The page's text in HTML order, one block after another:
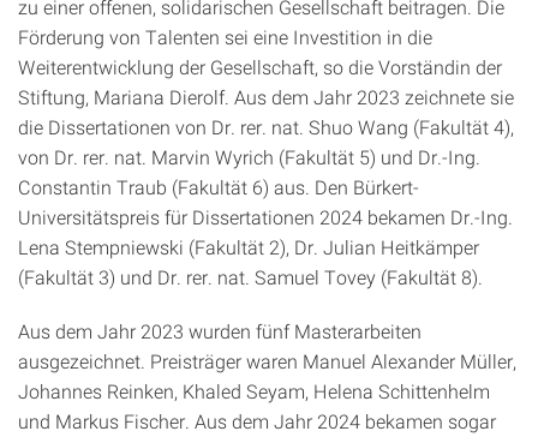
zu einer offenen, solidarischen Gesellschaft beitragen. Die
Förderung von Talenten sei eine Investition in die
Weiterentwicklung der Gesellschaft, so die Vorständin der
Stiftung, Mariana Dierolf. Aus dem Jahr 2023 zeichnete sie
die Dissertationen von Dr. rer. nat. Shuo Wang (Fakultät 4),
von Dr. rer. nat. Marvin Wyrich (Fakultät 5) und Dr.-Ing.
Constantin Traub (Fakultät 6) aus. Den Bürkert-
Universitätspreis für Dissertationen 2024 bekamen Dr.-Ing.
Lena Stempniewski (Fakultät 2), Dr. Julian Heitkämper
(Fakultät 3) und Dr. rer. nat. Samuel Tovey (Fakultät 8).
Aus dem Jahr 2023 wurden fünf Masterarbeiten
ausgezeichnet. Preisträger waren Manuel Alexander Müller,
Johannes Reinken, Khaled Seyam, Helena Schittenhelm
und Markus Fischer. Aus dem Jahr 2024 bekamen sogar